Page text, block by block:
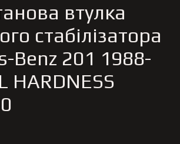
втулка
стабілізатора
Benz 201 1988-
HARDNESS